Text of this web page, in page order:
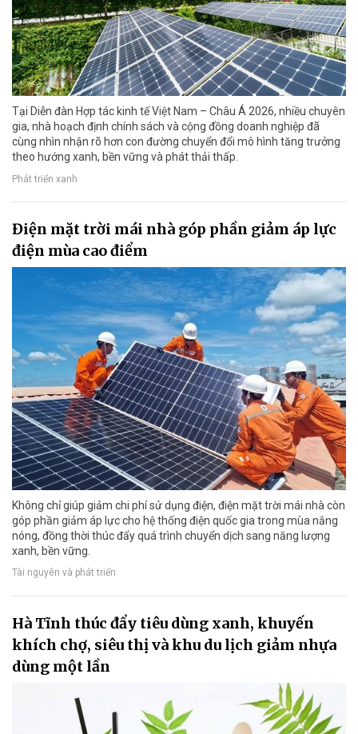
Tại Diễn đàn Hợp tác kinh tế Việt Nam – Châu Á 2026, nhiều chuyên
gia, nhà hoạch định chính sách và cộng đồng doanh nghiệp đã
cùng nhìn nhận rõ hơn con đường chuyển đổi mô hình tăng trưởng
theo hướng xanh, bền vững và phát thải thấp.
Phát triển xanh
Điện mặt trời mái nhà góp phần giảm áp lực
điện mùa cao điểm
Không chỉ giúp giảm chi phí sử dụng điện, điện mặt trời mái nhà còn
góp phần giảm áp lực cho hệ thống điện quốc gia trong mùa nắng
nóng, đồng thời thúc đẩy quá trình chuyển dịch sang năng lượng
xanh, bền vững.
Tài nguyên và phát triển
Hà Tĩnh thúc đẩy tiêu dùng xanh, khuyến
khích chợ, siêu thị và khu du lịch giảm nhựa
dùng một lần